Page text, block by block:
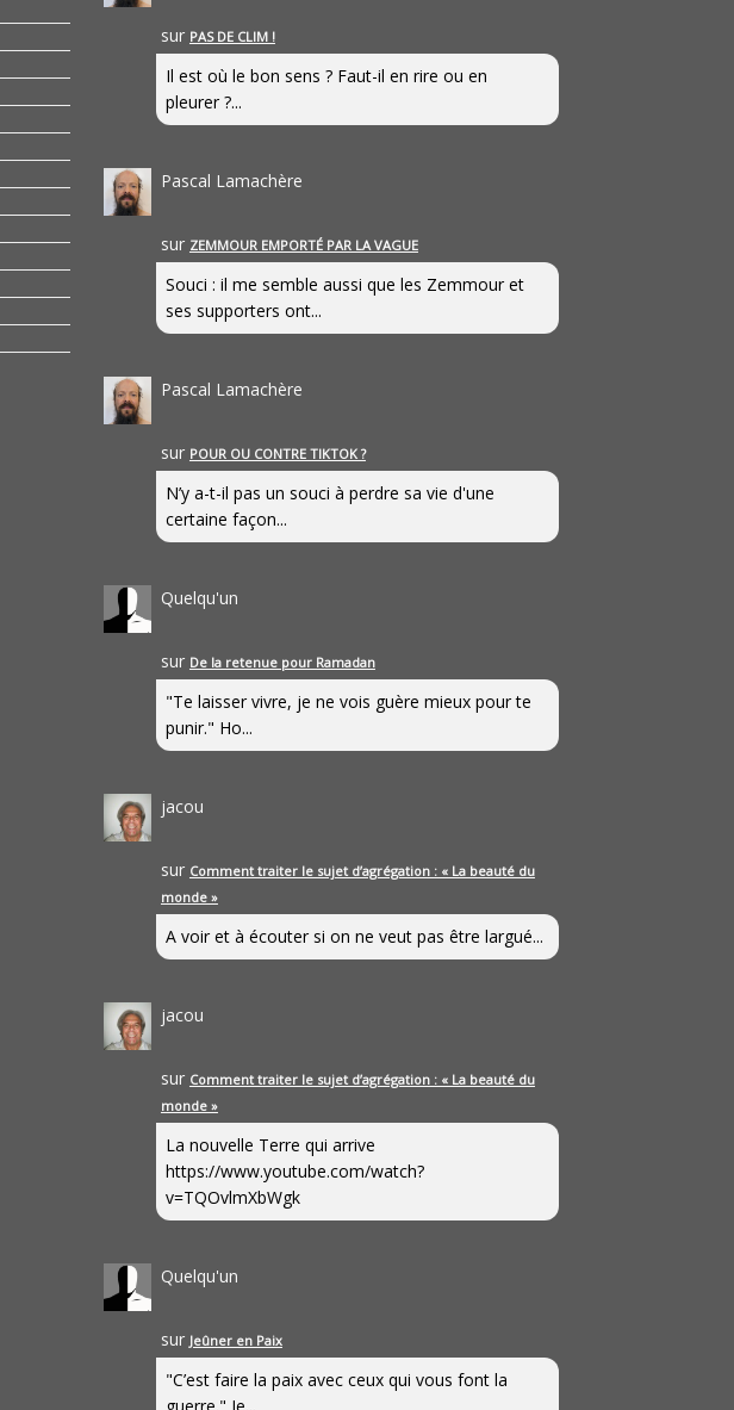
sur PAS DE CLIM !
Il est où le bon sens ? Faut-il en rire ou en
pleurer ?...
Pascal Lamachère
sur ZEMMOUR EMPORTÉ PAR LA VAGUE
Souci : il me semble aussi que les Zemmour et
ses supporters ont...
Pascal Lamachère
sur POUR OU CONTRE TIKTOK ?
N’y a-t-il pas un souci à perdre sa vie d'une
certaine façon...
Quelqu'un
sur De la retenue pour Ramadan
"Te laisser vivre, je ne vois guère mieux pour te
punir." Ho...
jacou
sur Comment traiter le sujet d’agrégation : « La beauté du
monde »
A voir et à écouter si on ne veut pas être largué...
jacou
sur Comment traiter le sujet d’agrégation : « La beauté du
monde »
La nouvelle Terre qui arrive
https://www.youtube.com/watch?
v=TQOvlmXbWgk
Quelqu'un
sur Jeûner en Paix
"C’est faire la paix avec ceux qui vous font la